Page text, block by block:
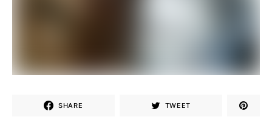
SHARE TWEET